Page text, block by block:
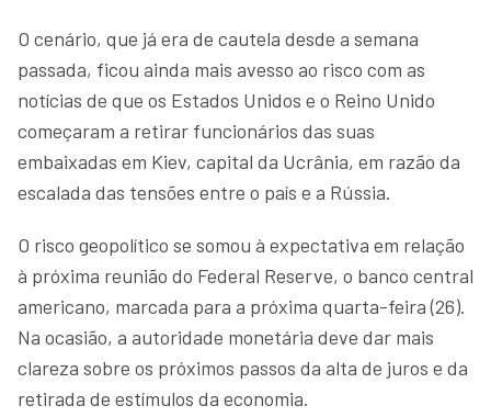
O cenário, que já era de cautela desde a semana
passada, ficou ainda mais avesso ao risco com as
notícias de que os Estados Unidos e o Reino Unido
começaram a retirar funcionários das suas
embaixadas em Kiev, capital da Ucrânia, em razão da
escalada das tensões entre o país e a Rússia.
O risco geopolítico se somou à expectativa em relação
à próxima reunião do Federal Reserve, o banco central
americano, marcada para a próxima quarta-feira (26).
Na ocasião, a autoridade monetária deve dar mais
clareza sobre os próximos passos da alta de juros e da
retirada de estímulos da economia.